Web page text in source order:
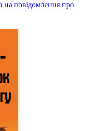
на повідомлення про